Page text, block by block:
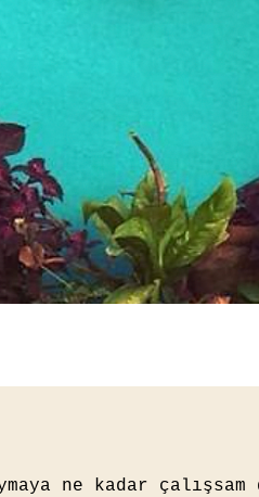
ne kadar çalışsam